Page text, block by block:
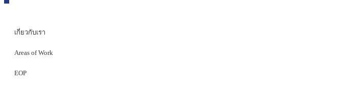
เกี่ยวกับเรา
Areas of Work
EOP